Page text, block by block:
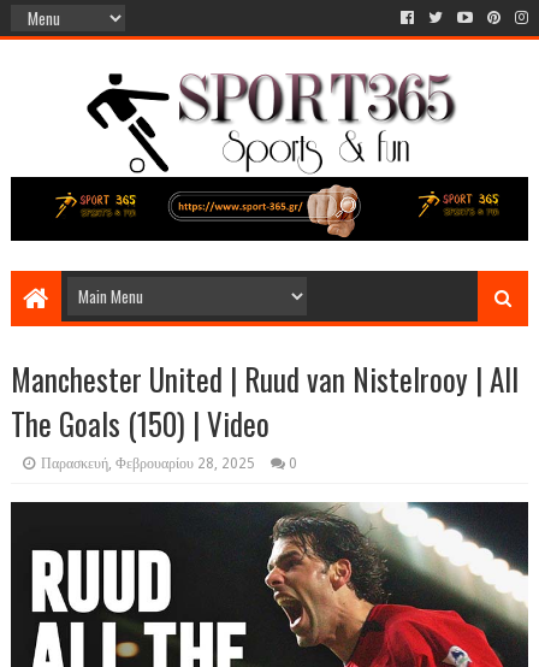
Manchester United | Ruud van Nistelrooy | All
The Goals (150) | Video
Παρασκευή, Φεβρουαρίου 28, 2025 0